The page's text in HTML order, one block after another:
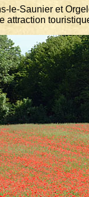
le-Saunier et
attraction